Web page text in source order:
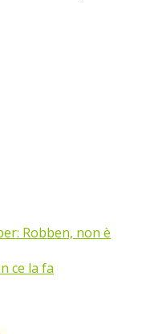
Robben, non è
ce la fa